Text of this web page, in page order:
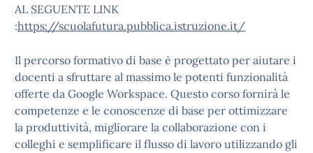
AL SEGUENTE LINK
:https://scuolafutura.pubblica.istruzione.it/
Il percorso formativo di base è progettato per aiutare i
docenti a sfruttare al massimo le potenti funzionalità
offerte da Google Workspace. Questo corso fornirà le
competenze e le conoscenze di base per ottimizzare
la produttività, migliorare la collaborazione con i
colleghi e semplificare il flusso di lavoro utilizzando gli